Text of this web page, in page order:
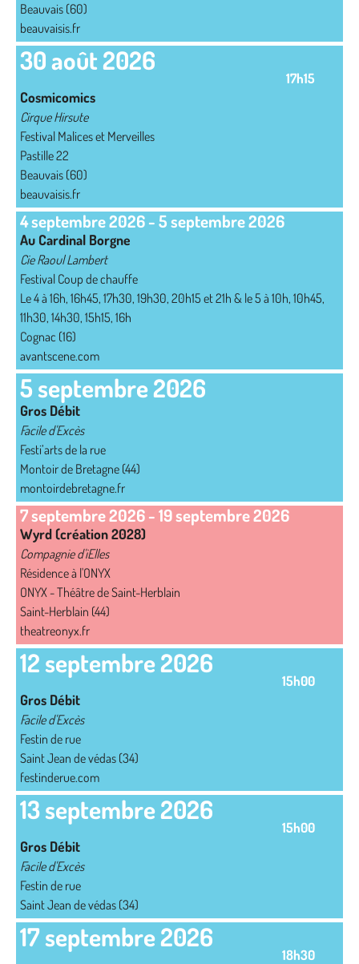
Beauvais (60)
beauvaisis.fr
30 août 2026
17h15
Cosmicomics
Cirque Hirsute
Festival Malices et Merveilles
Pastille 22
Beauvais (60)
beauvaisis.fr
4 septembre 2026-5 septembre 2026
Au Cardinal Borgne
Cie Raoul Lambert
Festival Coup de chauffe
Le 4 à 16h, 16h45, 17h30, 19h30, 20h15 et 21h & le 5 à 10h, 10h45,
11h30, 14h30, 15h15, 16h
Cognac (16)
avantscene.com
5 septembre 2026
Gros Débit
Facile d'Excès
Festi’arts de la rue
Montoir de Bretagne (44)
montoirdebretagne.fr
7 septembre 2026-19 septembre 2026
Wyrd (création 2028)
Compagnie d'iElles
Résidence à l'ONYX
ONYX - Théâtre de Saint-Herblain
Saint-Herblain (44)
theatreonyx.fr
12 septembre 2026
15h00
Gros Débit
Facile d'Excès
Festin de rue
Saint Jean de védas (34)
festinderue.com
13 septembre 2026
15h00
Gros Débit
Facile d'Excès
Festin de rue
Saint Jean de védas (34)
17 septembre 2026
18h30